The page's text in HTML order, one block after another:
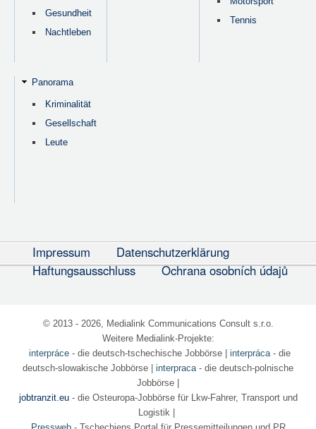
Gesundheit
Nachtleben
Tennis
Panorama
Kriminalität
Gesellschaft
Leute
Impressum
Datenschutzerklärung
Haftungsausschluss
Ochrana osobních údajů
© 2013 - 2026, Medialink Communications Consult s.r.o.
Weitere Medialink-Projekte:
interpráce- die deutsch-tschechische Jobbörse| interpráca- die
deutsch-slowakische Jobbörse | interpraca - die deutsch-polnische
Jobbörse |
jobtranzit.eu- die Osteuropa-Jobbörse für Lkw-Fahrer, Transport und
Logistik |